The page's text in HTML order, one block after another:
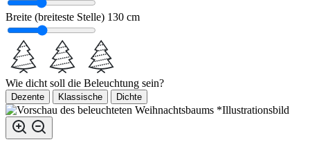
Breite (breiteste Stelle) 130 cm
Wie dicht soll die Beleuchtung sein?
Dezente Klassische Dichte
*Illustrationsbild